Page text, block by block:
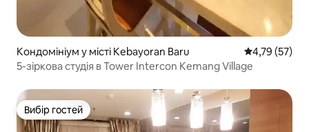
Кондомініум у місті Kebayoran Baru Середня
4,79 (57)
5-зіркова студія в Tower Intercon Kemang Village
Вибір гостей
Вибір гостей